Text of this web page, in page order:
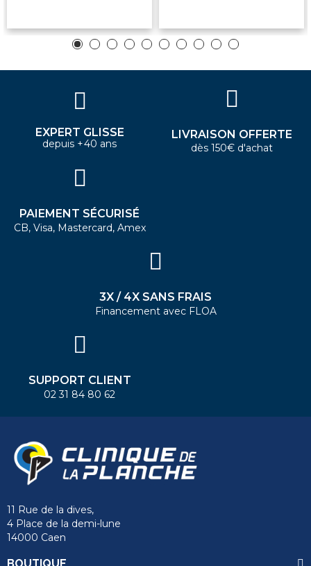
EXPERT GLISSE
depuis +40 ans
LIVRAISON OFFERTE
dès 150€ d'achat
PAIEMENT SÉCURISÉ
CB, Visa, Mastercard, Amex
3X / 4X SANS FRAIS
Financement avec FLOA
SUPPORT CLIENT
02 31 84 80 62
11 Rue de la dives,
4 Place de la demi-lune
14000 Caen